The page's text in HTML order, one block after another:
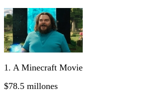
1. A Minecraft Movie
$78.5 millones